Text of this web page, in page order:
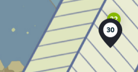
30
32